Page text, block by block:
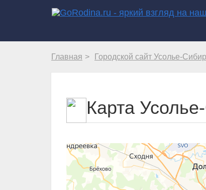
Главная Городской сайт Усолье-
Карта